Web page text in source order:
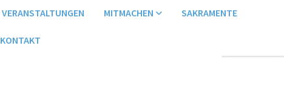
VERANSTALTUNGEN MITMACHEN SAKRAMENTE
KONTAKT